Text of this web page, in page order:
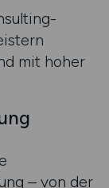
mit hoher
– von der